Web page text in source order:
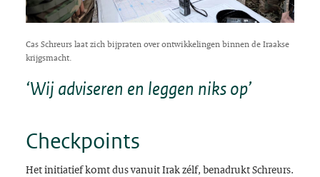
Cas Schreurs laat zich bijpraten over ontwikkelingen binnen de Iraakse
krijgsmacht.
‘Wij adviseren en leggen niks op’
Checkpoints
Het initiatief komt dus vanuit Irak zélf, benadrukt Schreurs.